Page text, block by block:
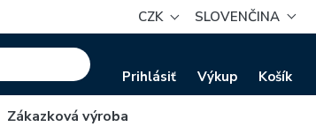
CZK SLOVENČINA
Prihlásiť Výkup Košík
Zákazková výroba